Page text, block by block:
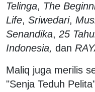
Telinga, The
Life, Sriwedari,
Senandika, 25
Indonesia, dan
Maliq juga merilis
"Senja Teduh